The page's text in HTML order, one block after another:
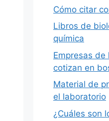
Cómo citar
Libros de
química
Empresas
cotizan en
Material de
el laboratorio
¿Cuáles son